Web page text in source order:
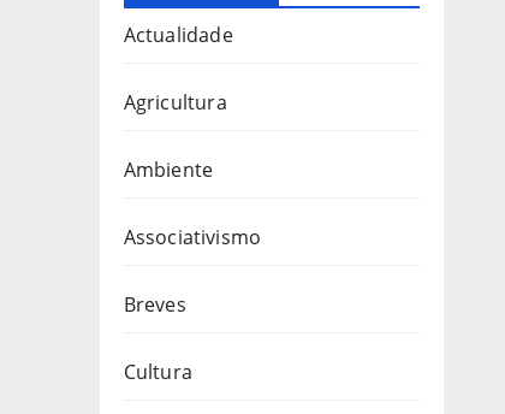
Actualidade
Agricultura
Ambiente
Associativismo
Breves
Cultura